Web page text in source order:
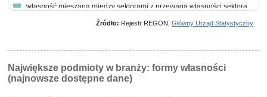
własność mieszana między sektorami z przewagą własności sektora
Źródło: Rejestr REGON, Główny Urząd Statystyczny
Największe podmioty w branży: formy własności
(najnowsze dostępne dane)